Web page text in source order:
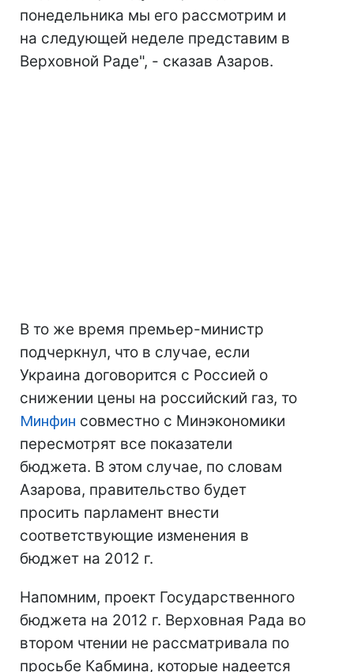
понедельника мы его рассмотрим и
на следующей неделе представим в
Верховной Раде", - сказав Азаров.
В то же время премьер-министр
подчеркнул, что в случае, если
Украина договорится с Россией о
снижении цены на российский газ, то
Минфин совместно с Минэкономики
пересмотрят все показатели
бюджета. В этом случае, по словам
Азарова, правительство будет
просить парламент внести
соответствующие изменения в
бюджет на 2012 г.
Напомним, проект Государственного
бюджета на 2012 г. Верховная Рада во
втором чтении не рассматривала по
просьбе Кабмина, которые надеется